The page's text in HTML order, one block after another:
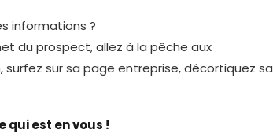
informations ?
du prospect, allez à la pêche aux
surfez sur sa page entreprise, décortiquez sa
est en vous !